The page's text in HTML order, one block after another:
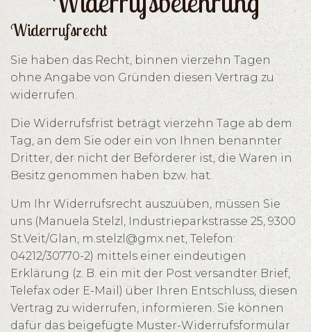
Widerrufsrecht
Sie haben das Recht, binnen vierzehn Tagen
ohne Angabe von Gründen diesen Vertrag zu
widerrufen.
Die Widerrufsfrist beträgt vierzehn Tage ab dem
Tag, an dem Sie oder ein von Ihnen benannter
Dritter, der nicht der Beförderer ist, die Waren in
Besitz genommen haben bzw. hat.
Um Ihr Widerrufsrecht auszuüben, müssen Sie
uns (Manuela Stelzl, Industrieparkstrasse 25, 9300
St.Veit/Glan, m.stelzl@gmx.net, Telefon:
04212/30770-2) mittels einer eindeutigen
Erklärung (z. B. ein mit der Post versandter Brief,
Telefax oder E-Mail) über Ihren Entschluss, diesen
Vertrag zu widerrufen, informieren. Sie können
dafür das beigefügte Muster-Widerrufsformular